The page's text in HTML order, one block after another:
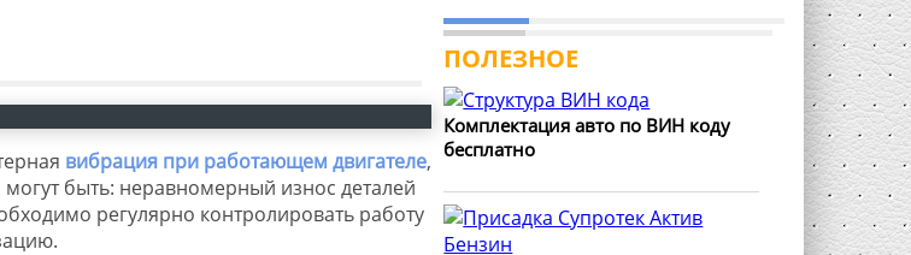
вибрация при работающем двигателе,
быть: неравномерный износ деталей
регулярно контролировать работу
ПОЛЕЗНОЕ
Комплектация авто по ВИН коду
бесплатно